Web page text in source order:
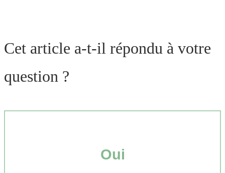
Cet article a-t-il répondu à votre
question ?
Oui